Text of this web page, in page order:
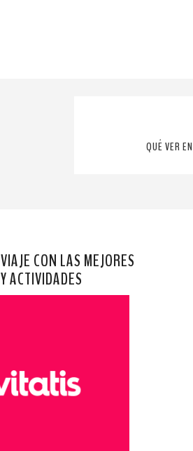
QUÉ VER
CON LAS MEJORES
ACTIVIDADES